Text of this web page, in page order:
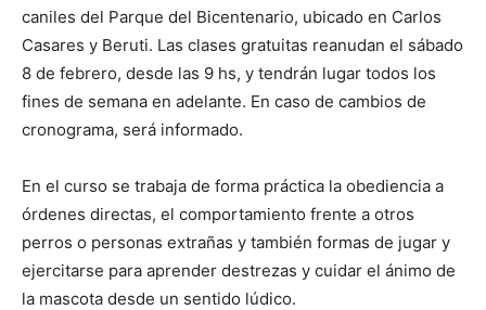
caniles del Parque del Bicentenario, ubicado en Carlos
Casares y Beruti. Las clases gratuitas reanudan el sábado
8 de febrero, desde las 9 hs, y tendrán lugar todos los
fines de semana en adelante. En caso de cambios de
cronograma, será informado.
En el curso se trabaja de forma práctica la obediencia a
órdenes directas, el comportamiento frente a otros
perros o personas extrañas y también formas de jugar y
ejercitarse para aprender destrezas y cuidar el ánimo de
la mascota desde un sentido lúdico.